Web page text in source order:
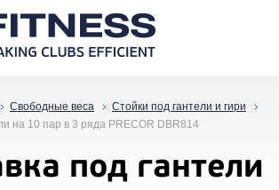
Свободные веса
Стойки под гантели и гири
на 10 пар в 3 ряда PRECOR DBR814
под гантели